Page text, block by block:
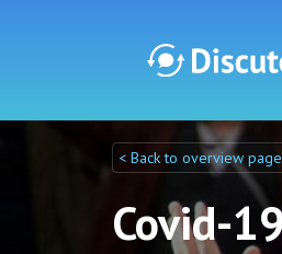
Discuto
< Back to overview
Covid-